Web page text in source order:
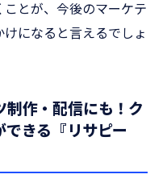
とが、今後のマーケテ
になると言えるでしょ
制作・配信にも！ク
きる『リサピー